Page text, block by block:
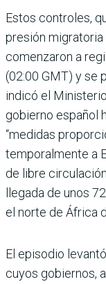
Estos controles,
presión migratoria
comenzaron a
(02:00 GMT) y se
indicó el
gobierno español
“medidas
temporalmente a
de libre
llegada de unos
el norte de África
El episodio
cuyos gobiernos,